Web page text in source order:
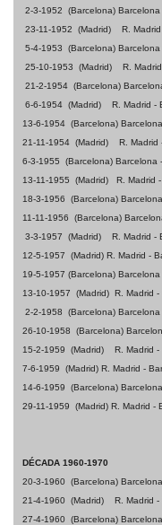
2-3-1952 (Barcelona) Barcelona
23-11-1952
(Madrid) R.
5-4-1953
(Barcelona) Barcelona
25-10-1953
(Madrid) R.
21-2-1954 (Barcelona)
6-6-1954 (Madrid) R. Madrid -
13-6-1954 (Barcelona)
21-11-1954 (Madrid) R. Madrid
6-3-1955
(Barcelona) Barcelona
13-11-1955
(Madrid) R. Madrid
18-3-1956
(Barcelona)
11-11-1956
(Barcelona)
3-3-1957
(Madrid) R. Madrid -
12-5-1957
(Madrid) R. Madrid -
19-5-1957 (Barcelona) Barcelona
13-10-1957
(Madrid) R. Madrid -
2-2-1958
(Barcelona) Barcelona
26-10-1958
(Barcelona)
15-2-1959
(Madrid) R. Madrid -
7-6-1959
(Madrid) R. Madrid -
14-6-1959
(Barcelona)
29-11-1959
(Madrid) R. Madrid -
DÉCADA 1960-1970
20-3-1960 (Barcelona)
21-4-1960 (Madrid) R. Madrid -
27-4-1960 (Barcelona)